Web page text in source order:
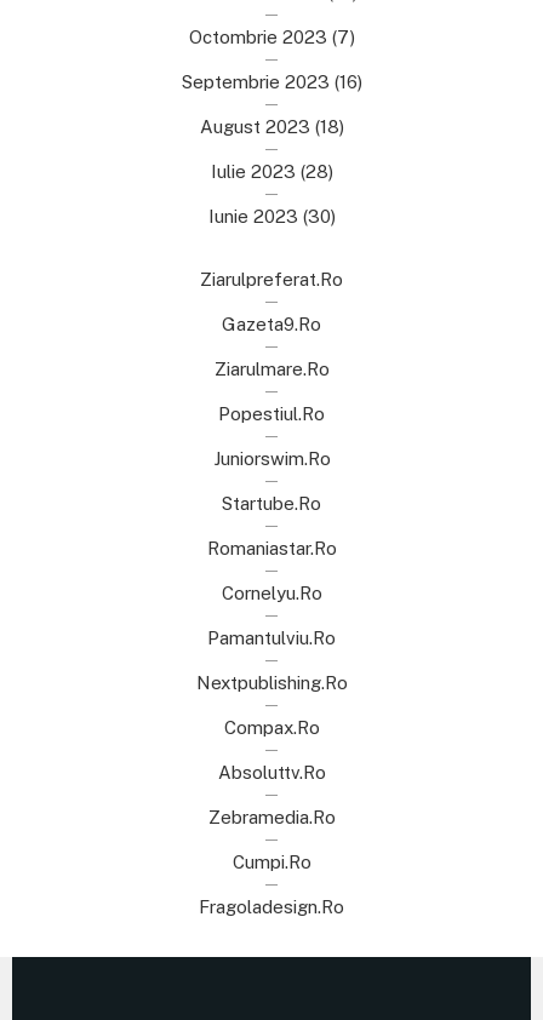
Octombrie 2023 (7)
Septembrie 2023 (16)
August 2023 (18)
Iulie 2023 (28)
Iunie 2023 (30)
Ziarulpreferat.ro
Gazeta9.ro
Ziarulmare.ro
Popestiul.ro
Juniorswim.ro
Startube.ro
Romaniastar.ro
Cornelyu.ro
Pamantulviu.ro
Nextpublishing.ro
Compax.ro
Absoluttv.ro
Zebramedia.ro
Cumpi.ro
Fragoladesign.ro